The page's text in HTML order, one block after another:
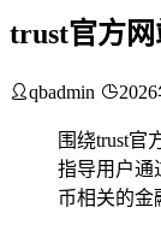
trust官方网
qbadmin
围绕trust官
指导用户通
币相关的金